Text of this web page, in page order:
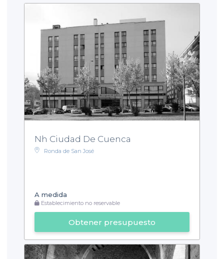
Nh Ciudad De Cuenca
Ronda de San José
A medida
Establecimiento no reservable
Obtener presupuesto